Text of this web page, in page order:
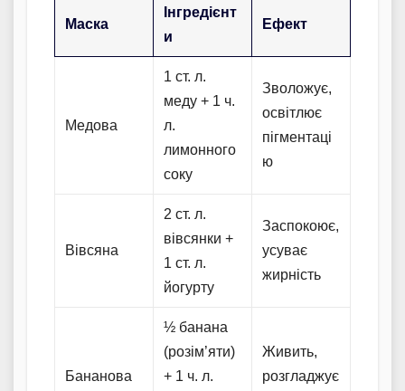
Маска
Інгредієнт
и
Ефект
Медова
1 ст. л.
меду + 1 ч.
л.
лимонного
соку
Зволожує,
освітлює
пігментаці
ю
Вівсяна
2 ст. л.
вівсянки +
1 ст. л.
йогурту
Заспокоює,
усуває
жирність
Бананова
½ банана
(розім’яти)
+ 1 ч. л.
Живить,
розгладжує